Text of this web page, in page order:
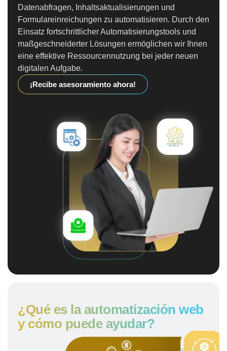
Datenabfragen, Inhaltsaktualisierungen und
Formulareinreichungen zu automatisieren. Durch den
Einsatz fortschrittlicher Automatisierungstools und
maßgeschneiderter Lösungen ermöglichen wir Ihnen
eine effektive Ressourcennutzung bei jeder neuen
digitalen Aufgabe.
¡Recibe asesoramiento ahora!
¿Qué es la automatización web
y cómo puede ayudar?